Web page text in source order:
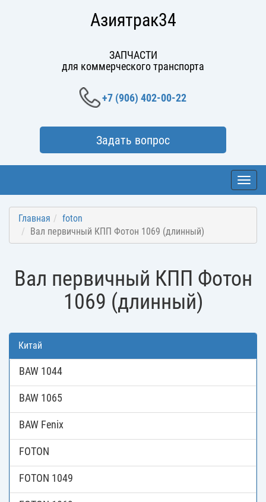
Азиятрак34
ЗАПЧАСТИ
для коммерческого транспорта
+7 (906) 402-00-22
Задать вопрос
Главная
foton
Вал первичный КПП Фотон 1069 (длинный)
Вал первичный КПП Фотон
1069 (длинный)
Китай
BAW 1044
BAW 1065
BAW Fenix
FOTON
FOTON 1049